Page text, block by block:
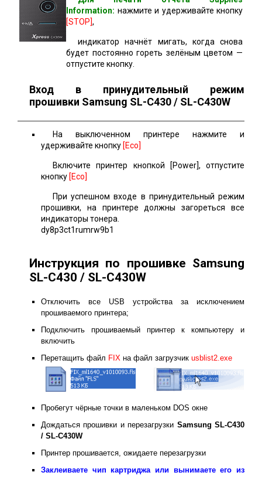
Information: нажмите и удерживайте кнопку
[STOP],
индикатор начнёт мигать, когда снова
будет постоянно гореть зелёным цветом —
отпустите кнопку.
Вход в принудительный режим
прошивки Samsung SL-C430 / SL-C430W
На выключенном принтере нажмите и
удерживайте кнопку [Eco]
Включите принтер кнопкой [Power], отпустите
кнопку [Eco]
При успешном входе в принудительный режим
прошивки, на принтере должны загореться все
индикаторы тонера.
dy8p3ct1rumrw9b1
Инструкция по прошивке Samsung
SL-C430 / SL-C430W
Отключить все USB устройства за исключением
прошиваемого принтера;
Подключить прошиваемый принтер к компьютеру и
включить
Перетащить файл FIX на файл загрузчик usblist2.exe
Пробегут чёрные точки в маленьком DOS окне
Дождаться прошивки и перезагрузки Samsung SL-C430
/ SL-C430W
Принтер прошивается, ожидаете перезагрузки
Заклеиваете чип картриджа или вынимаете его из